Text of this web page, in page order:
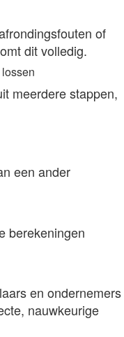
of
dit volledig.
meerdere stappen,
een ander
berekeningen
en ondernemers
nauwkeurige